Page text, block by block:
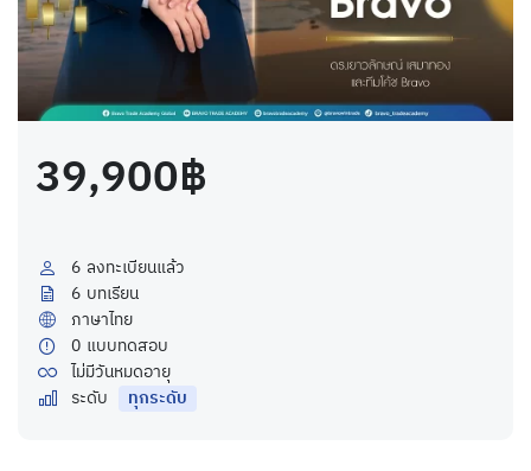
39,900฿
6 ลงทะเบียนแล้ว
6 บทเรียน
ภาษาไทย
0 แบบทดสอบ
ไม่มีวันหมดอายุ
ระดับ
ทุกระดับ